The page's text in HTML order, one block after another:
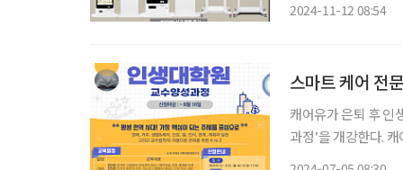
2024-11-12 08:54
스마트 케어 전
캐어유가 은퇴 후 인
과정’을 개강한다. 캐어유는 ‘디지털 문해강사’ 과정을 통해 200여 명의 강사를 배출, 서울 경